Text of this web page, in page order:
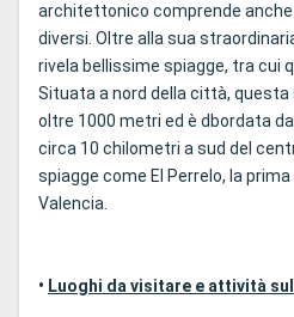
architettonico comprende
diversi. Oltre alla sua
rivela bellissime spiagge, tra cui
Situata a nord della città,
oltre 1000 metri ed è dbordata
circa 10 chilometri a sud del
spiagge come El Perrelo, la
Valencia.
• Luoghi da visitare e attività